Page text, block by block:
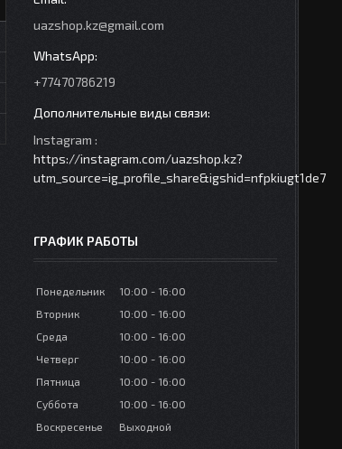
uazshop.kz@gmail.com
+77470786219
Instagram
https://instagram.com/uazshop.kz?
utm_source=ig_profile_share&igshid=nfpkiugt1de7
ГРАФИК РАБОТЫ
Понедельник 10:00
16:00
Вторник
10:00
16:00
Среда
10:00
16:00
Четверг
10:00
16:00
Пятница
10:00
16:00
Суббота
10:00
16:00
Воскресенье
Выходной